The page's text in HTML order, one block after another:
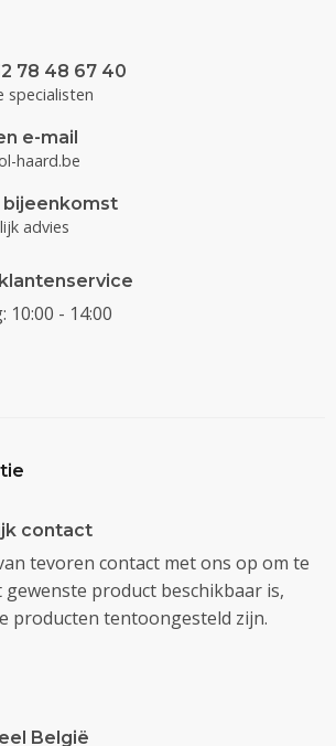
78 48 67 40
specialisten
e-mail
haard.be
bijeenkomst
advies
10:00 - 14:00
contact
tevoren contact met ons op om te
product beschikbaar is,
producten tentoongesteld zijn.
België